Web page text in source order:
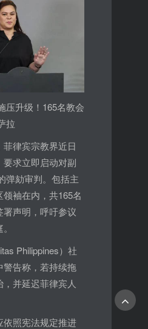
压升级！165名教会
拉
律宾宗教界近日
求立即启动对副
弹劾审判。包括主
袖在内，共165名
声明，呼吁参议
Philippines）社
告称，若持续拖
并延迟菲律宾人
依照宪法规定推进